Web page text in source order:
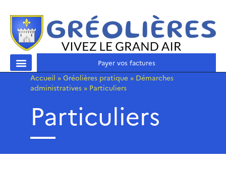
Payer vos factures
Accueil » Gréolières pratique » Démarches
administratives » Particuliers
Particuliers